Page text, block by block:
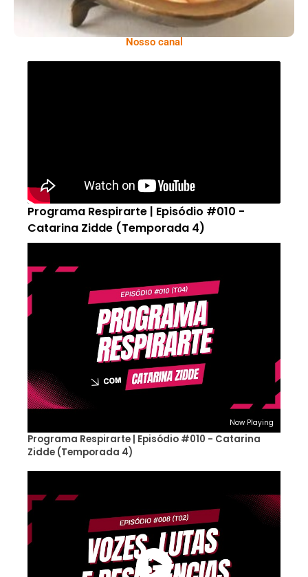
Nosso canal
Programa Respirarte | Episódio #010 -
Catarina Zidde (Temporada 4)
Now Playing
Programa Respirarte | Episódio #010 - Catarina
Zidde (Temporada 4)